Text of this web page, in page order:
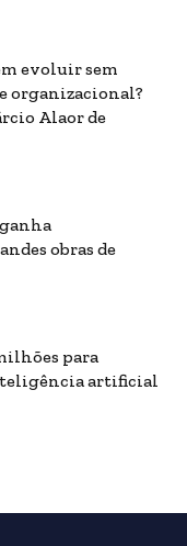
evoluir sem
organizacional?
Alaor de
obras de
para
artificial